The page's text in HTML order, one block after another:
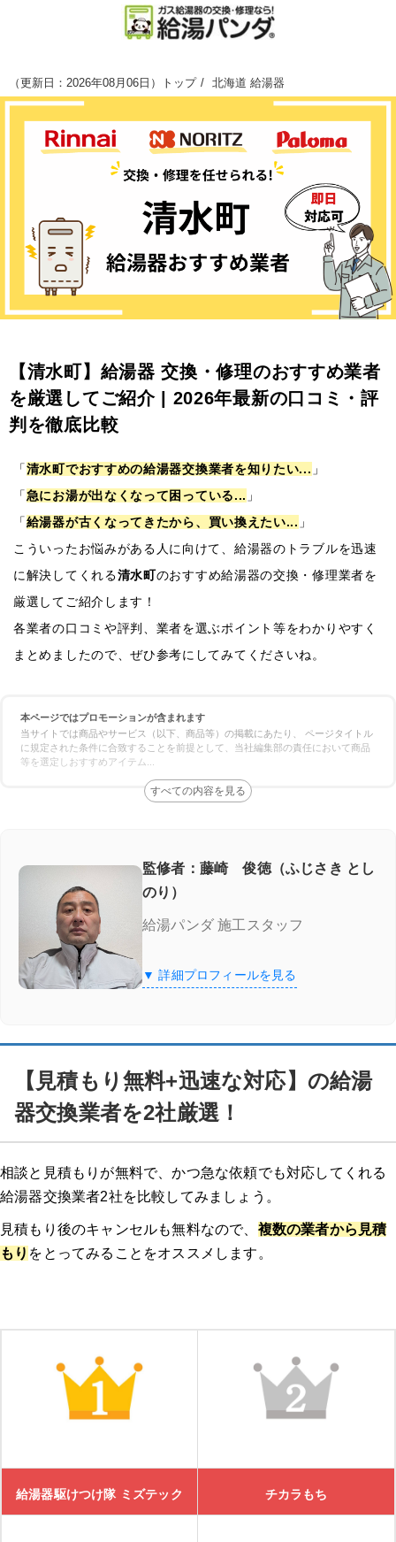
（更新日：2026年08月06日 ） トップ 北海道 給湯器
【清水町】給湯器 交換・修理のおすすめ業者
を厳選してご紹介 | 2026年最新の口コミ・評
判を徹底比較
「清水町でおすすめの給湯器交換業者を知りたい... 」
「急にお湯が出なくなって困っている... 」
「給湯器が古くなってきたから、買い換えたい... 」
こういったお悩みがある人に向けて、給湯器のトラブルを迅速
に解決してくれる清水町のおすすめ給湯器の交換・修理業者を
厳選してご紹介します！
各業者の口コミや評判、業者を選ぶポイント等をわかりやすく
まとめましたので、ぜひ参考にしてみてくださいね。
本ページではプロモーションが含まれます
当サイトでは商品やサービス（以下、商品等）の掲載にあたり、 ページタイトル
に規定された条件に合致することを前提として、当社編集部の責任において商品
等を選定しおすすめアイテム
監修者：藤崎 俊徳（ふじさき とし
のり）
給湯パンダ 施工スタッフ
▼ 詳細プロフィールを見る
【見積もり無料+迅速な対応】の給湯
器交換業者を2社厳選！
相談と見積もりが無料で、かつ急な依頼でも対応してくれる
給湯器交換業者2社を比較してみましょう。
見積もり後のキャンセルも無料なので、 複数の業者から見積
もり をとってみることをオススメします。
給湯器駆けつけ隊 ミズテック チカラもち